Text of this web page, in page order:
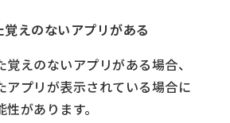
を事前に防ぐ対策
新の状態に保つ
えのないアプリがある
えのないアプリがある場合、
アプリが表示されている場合に
があります。